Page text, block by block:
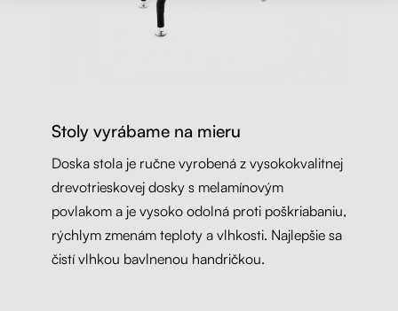
Stoly vyrábame na mieru
Doska stola je ručne vyrobená z vysokokvalitnej
drevotrieskovej dosky s melamínovým
povlakom a je vysoko odolná proti poškriabaniu,
rýchlym zmenám teploty a vlhkosti. Najlepšie sa
čistí vlhkou bavlnenou handričkou.